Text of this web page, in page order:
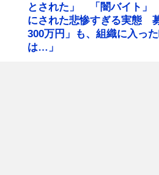
とされた」 「闇バイト」
にされた悲惨すぎる実態
300万円」も、組織に入っ
は…」